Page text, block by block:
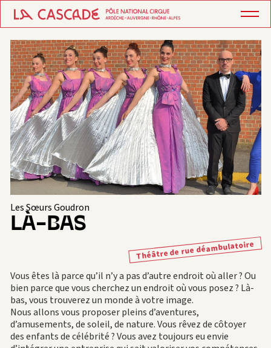
Les Sœurs Goudron
LÀ-BAS
Théâtre de rue déambulatoire
Vous êtes là parce qu’il n’y a pas d’autre endroit où aller ? Ou
bien parce que vous cherchez un endroit où vous posez ? Là-
bas, vous trouverez un monde à votre image.
Nous allons vous proposer pleins d’aventures,
d’amusements, de soleil, de nature. Vous rêvez de côtoyer
des enfants de célébrité ? Vous avez toujours eu envie